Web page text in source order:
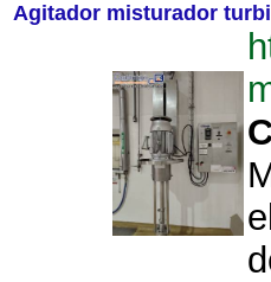
Agitador misturador